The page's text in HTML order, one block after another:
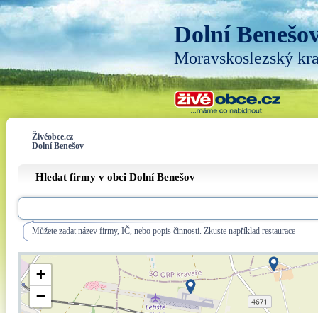
Dolní
Moravskoslezský
Živéobce.cz
Dolní Benešov
Hledat firmy v obci Dolní Benešov
Můžete zadat název firmy, IČ, nebo popis činnosti. Zkuste například restaurace
+
−